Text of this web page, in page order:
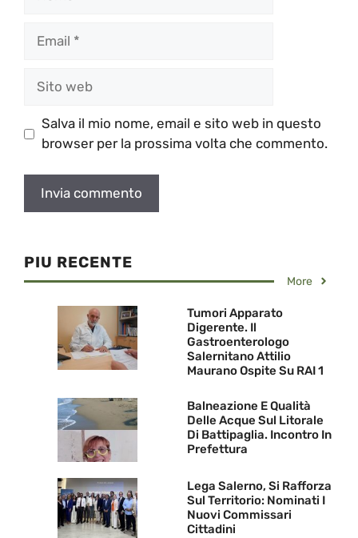
Salva il mio nome, email e sito web in questo
browser per la prossima volta che commento.
PIU RECENTE
More
Tumori Apparato
Digerente. Il
Gastroenterologo
Salernitano Attilio
Maurano Ospite Su RAI 1
Balneazione E Qualità
Delle Acque Sul Litorale
Di Battipaglia. Incontro In
Prefettura
Lega Salerno, Si Rafforza
Sul Territorio: Nominati I
Nuovi Commissari
Cittadini